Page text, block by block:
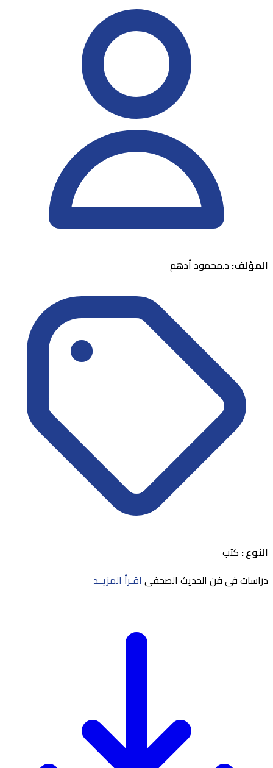
المؤلف: د.محمود أدهم
النوع : كتب
دراسات فى فن الحديث الصحفىاقـرأ المزيــد